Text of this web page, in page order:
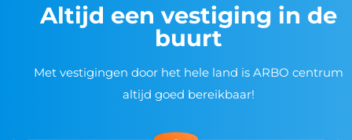
Altijd een vestiging in de
buurt
Met vestigingen door het hele land is ARBO centrum
altijd goed bereikbaar!